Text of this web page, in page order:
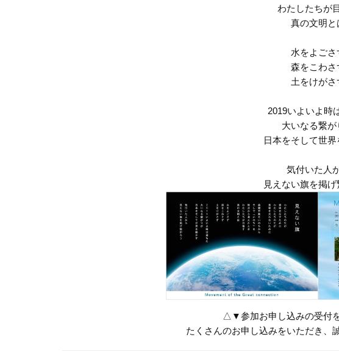
わたしたちが
真の文明と
水をよごさ
森をこわさ
土をけがさ
2019いよいよ時
大いなる繋が
日本をそして世界
気付いた人
見えない旗を掲げ
△▼参加お申し込みの受付
たくさんのお申し込みをいただき、